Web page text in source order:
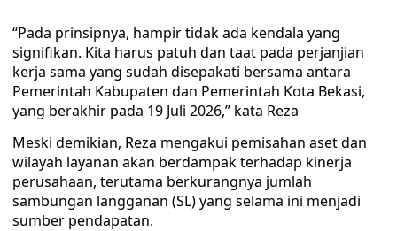
“Pada prinsipnya, hampir tidak ada kendala yang
signifikan. Kita harus patuh dan taat pada perjanjian
kerja sama yang sudah disepakati bersama antara
Pemerintah Kabupaten dan Pemerintah Kota Bekasi,
yang berakhir pada 19 Juli 2026,” kata Reza
Meski demikian, Reza mengakui pemisahan aset dan
wilayah layanan akan berdampak terhadap kinerja
perusahaan, terutama berkurangnya jumlah
sambungan langganan (SL) yang selama ini menjadi
sumber pendapatan.